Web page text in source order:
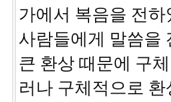
가에서 복음을 전
사람들에게 말씀을
큰 환상 때문에 구
러나 구체적으로